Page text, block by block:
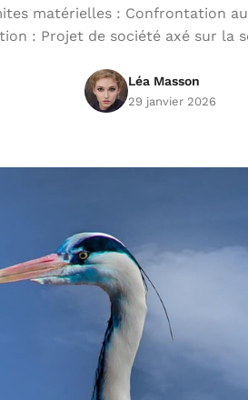
matérielles : Confrontation
: Projet de société axé sur la
Léa Masson
29 janvier 2026